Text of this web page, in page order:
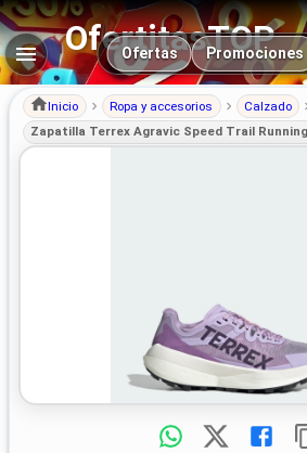
OfertitasTOP
Navegación principal
Ofertas Promociones
Inicio Ropa y accesorios
Calzado
Zapatilla Terrex Agravic Speed Trail